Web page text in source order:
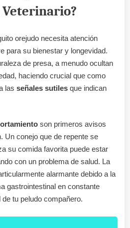
Veterinario?
orejudo necesita atención
para su bienestar y longevidad.
de presa, a menudo ocultan
haciendo crucial que como
las señales sutiles que indican
son primeros avisos
Un conejo que de repente se
su comida favorita puede estar
con un problema de salud. La
alarmante debido a la
gastrointestinal en constante
tu peludo compañero.